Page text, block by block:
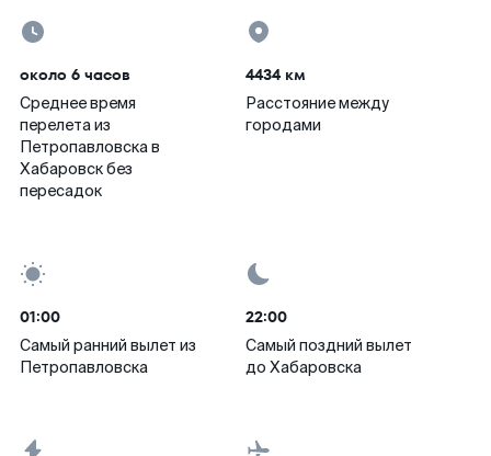
около 6 часов
Среднее время
перелета из
Петропавловска в
Хабаровск без
пересадок
4434 км
Расстояние между
городами
01:00
Самый ранний вылет из
Петропавловска
22:00
Самый поздний вылет
до Хабаровска